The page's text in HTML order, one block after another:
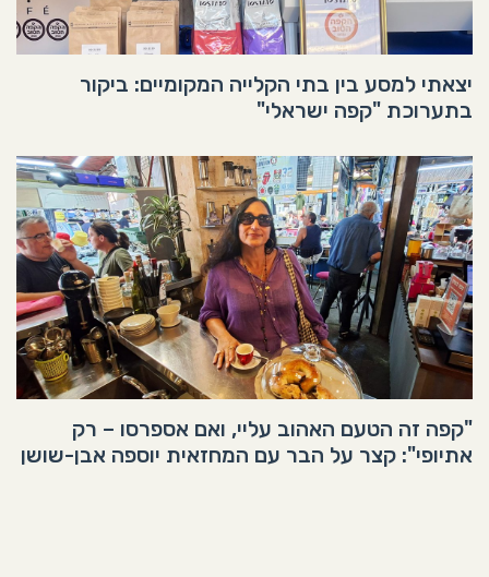
יצאתי למסע בין בתי הקלייה המקומיים: ביקור
בתערוכת "קפה ישראלי"
"קפה זה הטעם האהוב עליי, ואם אספרסו – רק
אתיופי": קצר על הבר עם המחזאית יוספה אבן-שושן